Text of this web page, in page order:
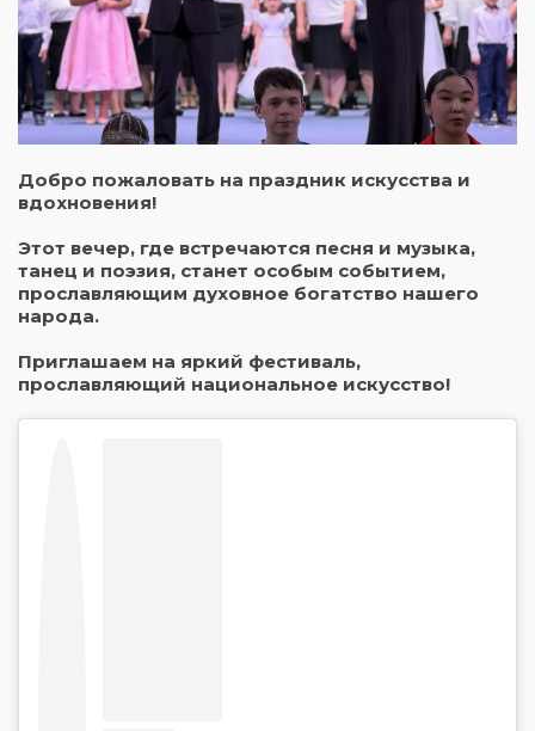
Добро пожаловать на праздник искусства и
вдохновения!
Этот вечер, где встречаются песня и музыка,
танец и поэзия, станет особым событием,
прославляющим духовное богатство нашего
народа.
Приглашаем на яркий фестиваль,
прославляющий национальное искусство!